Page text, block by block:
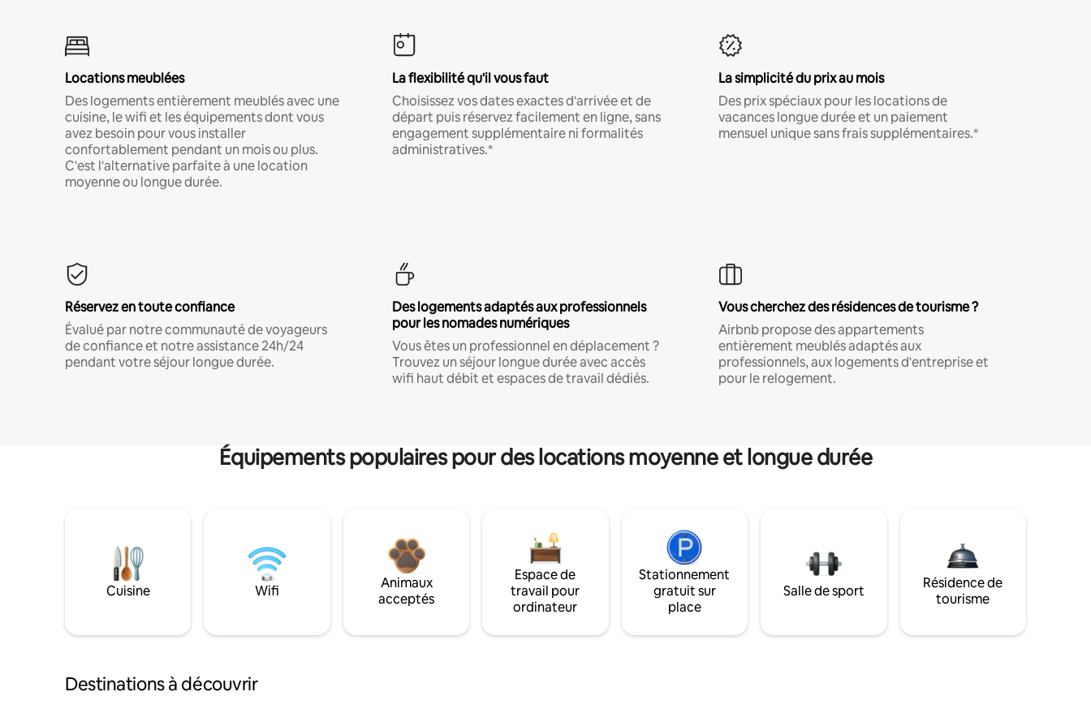
Locations meublées
Des logements entièrement meublés avec une
cuisine, le wifi et les équipements dont vous
avez besoin pour vous installer
confortablement pendant un mois ou plus.
C'est l'alternative parfaite à une location
moyenne ou longue durée.
La flexibilité qu'il vous faut
Choisissez vos dates exactes d'arrivée et de
départ puis réservez facilement en ligne, sans
engagement supplémentaire ni formalités
administratives.*
La simplicité du prix au mois
Des prix spéciaux pour les locations de
vacances longue durée et un paiement
mensuel unique sans frais supplémentaires.*
Réservez en toute confiance
Évalué par notre communauté de voyageurs
de confiance et notre assistance 24h/24
pendant votre séjour longue durée.
Des logements adaptés aux professionnels
pour les nomades numériques
Vous êtes un professionnel en déplacement ?
Trouvez un séjour longue durée avec accès
wifi haut débit et espaces de travail dédiés.
Vous cherchez des résidences de tourisme ?
Airbnb propose des appartements
entièrement meublés adaptés aux
professionnels, aux logements d'entreprise et
pour le relogement.
Équipements populaires pour des locations moyenne et longue durée
Cuisine Wifi
Animaux
acceptés
Espace de
travail pour
ordinateur
Stationnement
gratuit sur
place
Salle de sport
Résidence de
tourisme
Destinations à découvrir